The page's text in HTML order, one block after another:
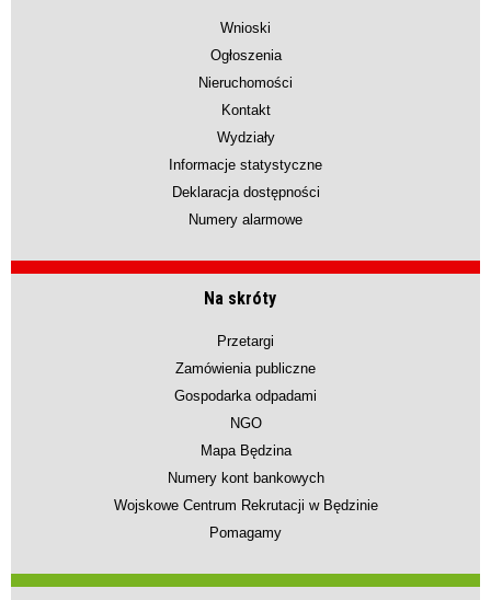
Wnioski
Ogłoszenia
Nieruchomości
Kontakt
Wydziały
Informacje statystyczne
Deklaracja dostępności
Numery alarmowe
Na skróty
Przetargi
Zamówienia publiczne
Gospodarka odpadami
NGO
Mapa Będzina
Numery kont bankowych
Wojskowe Centrum Rekrutacji w Będzinie
Pomagamy